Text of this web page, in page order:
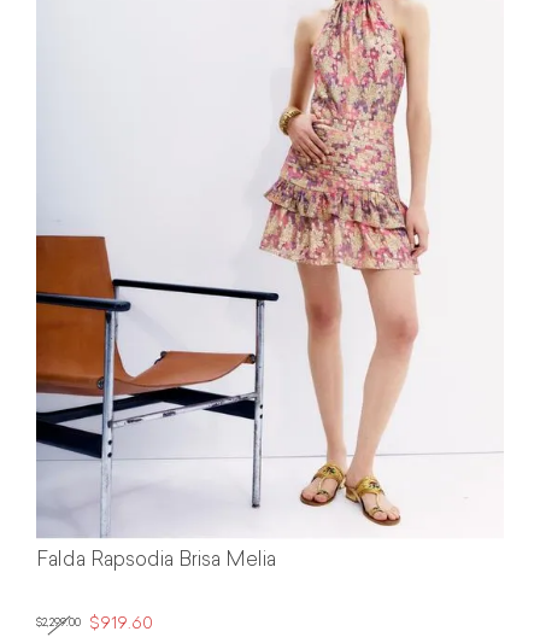
Falda Rapsodia Brisa Melia
$2,299.00 $919.60